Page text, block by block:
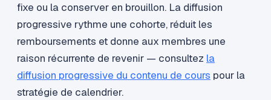
fixe ou la conserver en brouillon. La diffusion
progressive rythme une cohorte, réduit les
remboursements et donne aux membres une
raison récurrente de revenir — consultez la
diffusion progressive du contenu de cours pour la
stratégie de calendrier.